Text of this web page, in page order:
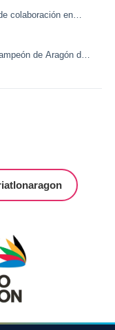
colaboración en
de Aragón de